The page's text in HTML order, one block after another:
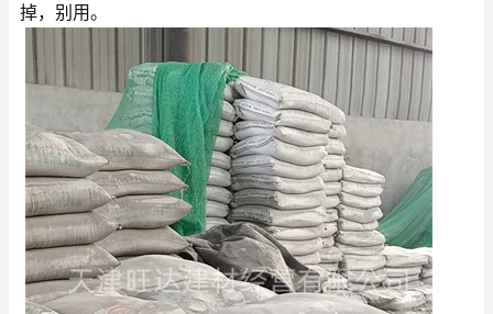
掉，别用。